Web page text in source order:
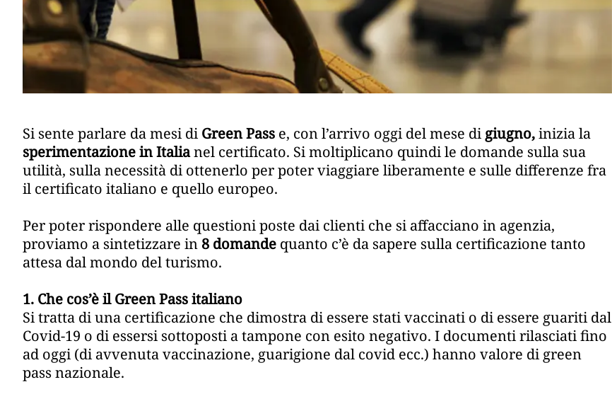
Si sente parlare da mesi diGreen Pass e, con l’arrivo oggi del mese digiugno,inizia la
sperimentazione in Italianel certificato. Si moltiplicano quindi le domande sulla sua
utilità, sulla necessità di ottenerlo per poter viaggiare liberamente e sulle differenze fra
il certificato italiano e quello europeo.
Per poter rispondere alle questioni poste dai clienti che si affacciano in agenzia,
proviamo a sintetizzare in 8 domande quanto c’è da sapere sulla certificazione tanto
attesa dal mondo del turismo.
1. Che cos’è il Green Pass italiano
Si tratta di una certificazione che dimostra di essere stati vaccinati o di essere guariti dal
Covid-19 o di essersi sottoposti a tampone con esito negativo. I documenti rilasciati fino
ad oggi (di avvenuta vaccinazione, guarigione dal covid ecc.) hanno valore di green
pass nazionale.